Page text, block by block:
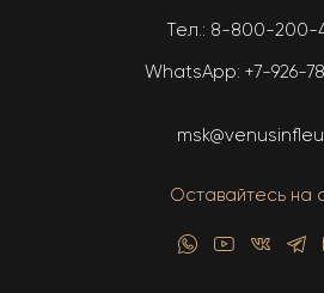
Тел.: 8-800-200-
WhatsApp: +7-926-
Оставайтесь на